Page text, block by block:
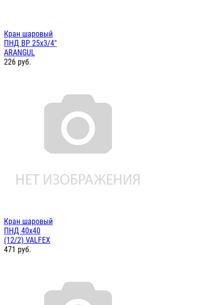
Кран шаровый
ПНД ВР 25х3/4"
ARANGUL
226 руб.
Кран шаровый
ПНД 40х40
(12/2) VALFEX
471 руб.